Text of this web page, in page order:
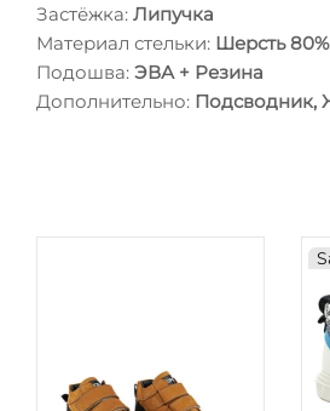
Застёжка: Липучка
Материал стельки: Шерсть 80%
Подошва: ЭВА + Резина
Дополнительно: Подсводник,